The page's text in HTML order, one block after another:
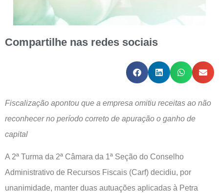
Compartilhe nas redes sociais
Fiscalização apontou que a empresa omitiu receitas ao não
reconhecer no período correto de apuração o ganho de
capital
A 2ª Turma da 2ª Câmara da 1ª Seção do Conselho
Administrativo de Recursos Fiscais (Carf) decidiu, por
unanimidade, manter duas autuações aplicadas à Petra